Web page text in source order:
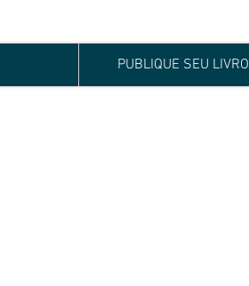
PUBLIQUE SEU LIVRO